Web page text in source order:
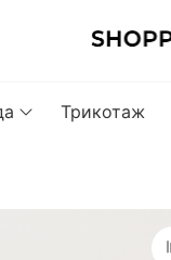
Трикотаж